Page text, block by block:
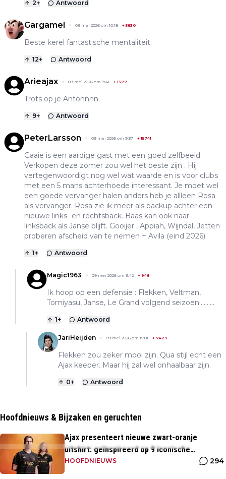
2+ Antwoord
Gargamel 09 mei 2026 om 10:18 + 5830
Beste kerel fantastische mentaliteit.
12+ Antwoord
Arieajax 09 mei 2026 om 9:41 +1377
Trots op je Antonnnn.
9+ Antwoord
PeterLarsson 09 mei 2026 om 9:37 +15741
Gaaie is een aardige gast met een goed zelfbeeld.
Verkopen deze zomer zou wel het beste zijn . Hij
vertegenwoordigt nog wel wat waarde en is voor clubs
met een 5 mans achterhoede interessant. Je moet wel
een goede vervanger halen anders heb je allleen Rosa
als vervanger. Rosa zie ik meer als backup achter een
nieuwe links- en rechtsback. Baas kan ook naar
linksback als Janse blijft. Gooijer , Appiah, Wijndal, Jetten
proberen afscheid van te nemen + Avila (eind 2026).
1+ Antwoord
Magic1963 09 mei 2026 om 9:42 + 948
Ik hoop op een defensie : Flekken, Veltman,
Tomiyasu, Janse, Le Grand volgend seizoen..........
1+ Antwoord
JariHeijden 09 mei 2026 om 15:01 + 7429
Flekken zou zeker mooi zijn. Qua stijl echt een
Ajax keeper. Maar hij zal wel onhaalbaar zijn.
0+ Antwoord
Hoofdnieuws & Bijzaken en geruchten
Ajax presenteert nieuwe zwart-oranje
uitshirt: geïnspireerd op 9 iconische
momenten uit clubhistorie
HOOFDNIEUWS 294